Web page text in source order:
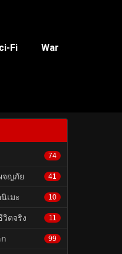
Fi War
74
จญภัย 41
เมะ 10
วิตจริง 11
99